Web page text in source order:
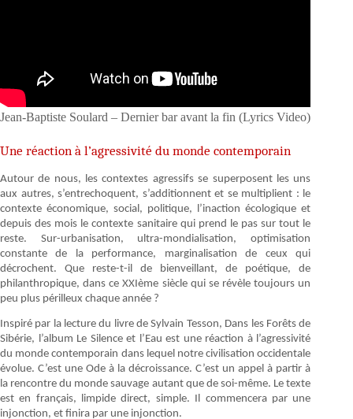
Jean-Baptiste Soulard – Dernier bar avant la fin (Lyrics Video)
Une réaction à l’agressivité du monde contemporain
Autour de nous, les contextes agressifs se superposent les uns
aux autres, s’entrechoquent, s’additionnent et se multiplient : le
contexte économique, social, politique, l’inaction écologique et
depuis des mois le contexte sanitaire qui prend le pas sur tout le
reste. Sur-urbanisation, ultra-mondialisation, optimisation
constante de la performance, marginalisation de ceux qui
décrochent. Que reste-t-il de bienveillant, de poétique, de
philanthropique, dans ce XXIème siècle qui se révèle toujours un
peu plus périlleux chaque année ?
Inspiré par la lecture du livre de Sylvain Tesson, Dans les Forêts de
Sibérie, l’album Le Silence et l’Eau est une réaction à l’agressivité
du monde contemporain dans lequel notre civilisation occidentale
évolue. C’est une Ode à la décroissance. C’est un appel à partir à
la rencontre du monde sauvage autant que de soi-même. Le texte
est en français, limpide direct, simple. Il commencera par une
injonction, et finira par une injonction.